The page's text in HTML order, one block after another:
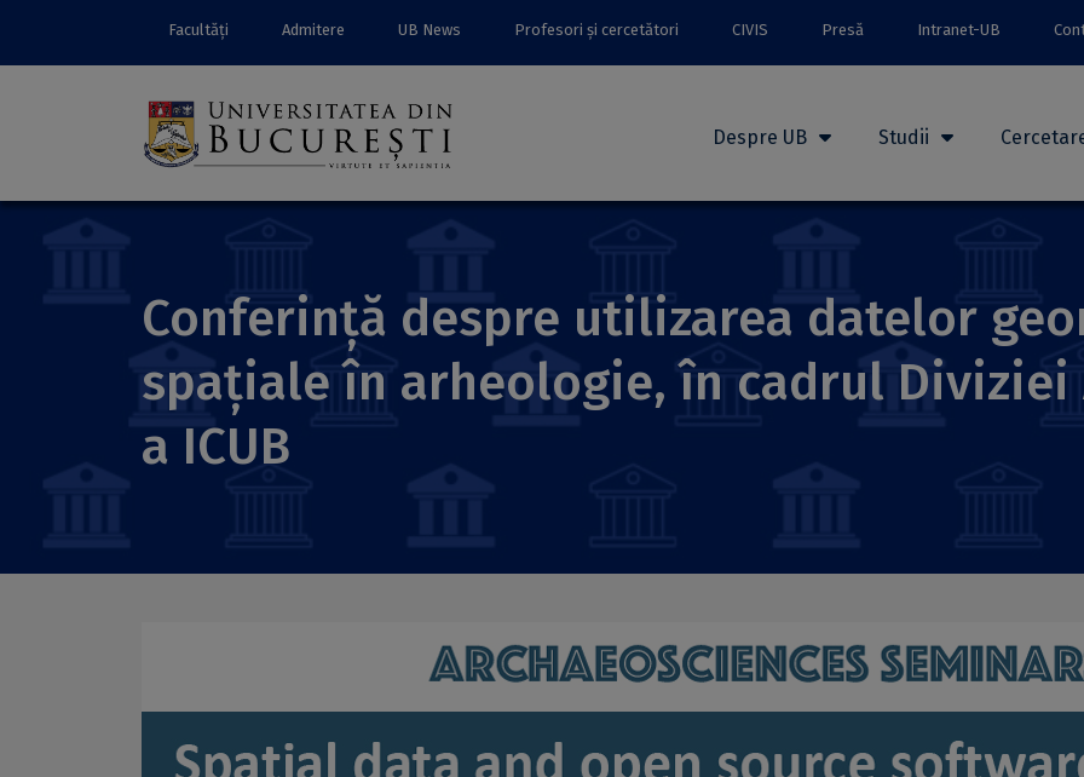
Facultăți Admitere UB News Profesori și cercetători CIVIS Presă Intranet-UB
Despre UB Studii
Conferință despre utilizarea datelor
spațiale în arheologie, în cadrul Diviziei
a ICUB